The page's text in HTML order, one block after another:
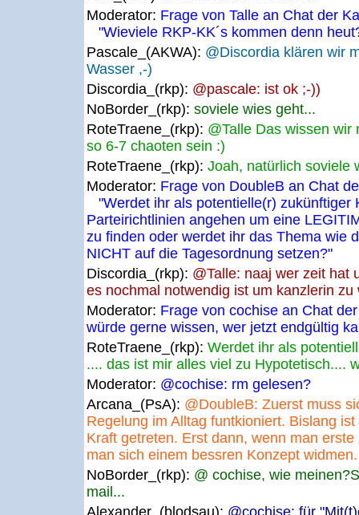
Moderator: Frage von Talle an Chat der
"Wieviele RKP-KK´s kommen denn
Pascale_(AKWA): @Discordia klären wir
Wasser ,-)
Discordia_(rkp): @pascale: ist ok ;-))
NoBorder_(rkp): soviele wies geht...
RoteTraene_(rkp): @Talle Das wissen
so 6-7 chaoten sein :)
RoteTraene_(rkp): Joah, natürlich soviele
Moderator: Frage von DoubleB an Chat
"Werdet ihr als potentielle(r) zukünftiger
Parteirichtlinien angehen um eine
zu finden oder werdet ihr das Thema wie
NICHT auf die Tagesordnung setzen?"
Discordia_(rkp): @Talle: naaj wer zeit hat
es nochmal notwendig ist um kanzlerin zu
Moderator: Frage von cochise an Chat
würde gerne wissen, wer jetzt endgültig
RoteTraene_(rkp): Werdet ihr als
.... das ist mir alles viel zu Hypotetisch....
Moderator: @cochise: rm gelesen?
Arcana_(PsA): @DoubleB: Zuerst muss
Regelung im Alltag funtkioniert. Bislang
Kraft getreten. Erst dann, wenn man
man sich einem bessren Konzept widmen.
NoBorder_(rkp): @ cochise, wie
mail...
Alexander_(blodsau): @cochise: für